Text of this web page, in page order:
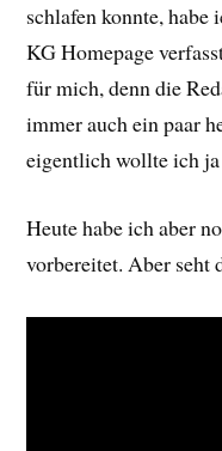
schlafen konnte,
KG Homepage
für mich, denn die
immer auch ein paar
eigentlich wollte ich ja
Heute habe ich aber
vorbereitet. Aber seht